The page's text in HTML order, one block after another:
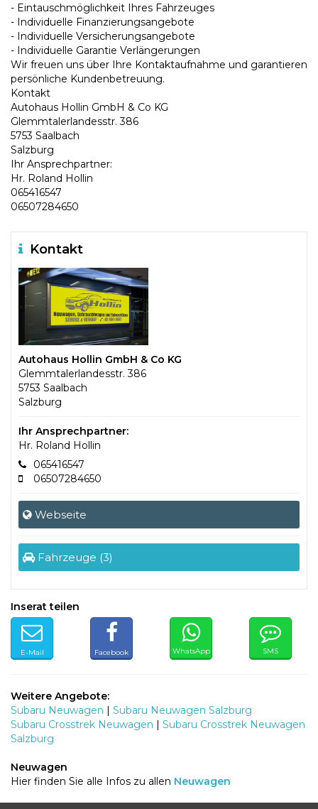
- Eintauschmöglichkeit Ihres Fahrzeuges
- Individuelle Finanzierungsangebote
- Individuelle Versicherungsangebote
- Individuelle Garantie Verlängerungen
Wir freuen uns über Ihre Kontaktaufnahme und garantieren
persönliche Kundenbetreuung.
Kontakt
Autohaus Hollin GmbH & Co KG
Glemmtalerlandesstr. 386
5753 Saalbach
Salzburg
Ihr Ansprechpartner:
Hr. Roland Hollin
065416547
06507284650
Kontakt
Autohaus Hollin GmbH & Co KG
Glemmtalerlandesstr. 386
5753 Saalbach
Salzburg
Ihr Ansprechpartner:
Hr. Roland Hollin
065416547
06507284650
Webseite
Fahrzeuge (3)
Inserat teilen
E-Mail Facebook WhatsApp SMS
Weitere Angebote:
Subaru Neuwagen | Subaru Neuwagen Salzburg
Subaru Crosstrek Neuwagen | Subaru Crosstrek Neuwagen
Salzburg
Neuwagen
Hier finden Sie alle Infos zu allen Neuwagen